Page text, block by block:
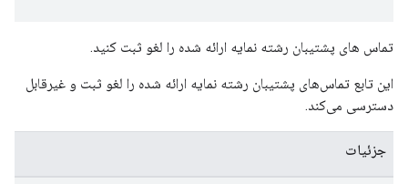
تماس های پشتیبان رشته نمایه ارائه شده را لغو ثبت کنید.
این تابع تماس‌های پشتیبان رشته نمایه ارائه شده را لغو ثبت و غیرقابل
دسترسی می‌کند.
جزئیات